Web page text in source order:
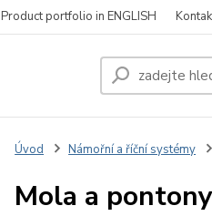
Product portfolio in ENGLISH
Úvod Námořní a říční systémy
Mola a pontony